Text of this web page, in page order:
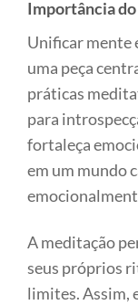
Importância
Unificar mente
uma peça
práticas
para
fortaleça
em um mundo
A meditação
seus próprios
limites. Assim,